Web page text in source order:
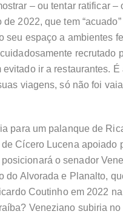
– ou tentar ratificar –
2022, que tem “acuado”
seu espaço a ambientes
recrutado
evitado ir a restaurantes. É
viagens, só não foi
para um palanque de
Cícero Lucena apoiado
o senador
do Alvorada e Planalto,
Coutinho em 2022
Veneziano subiria no